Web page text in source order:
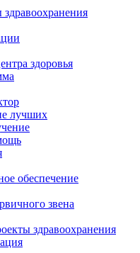
здоровья
лучших
обеспечение
звена
здравоохранения